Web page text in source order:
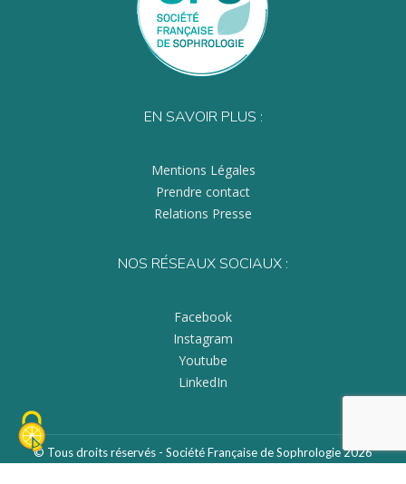
EN SAVOIR PLUS :
Mentions Légales
Prendre contact
Relations Presse
NOS RÉSEAUX SOCIAUX :
Facebook
Instagram
Youtube
LinkedIn
© Tous droits réservés - Société Française de Sophrologie 2026